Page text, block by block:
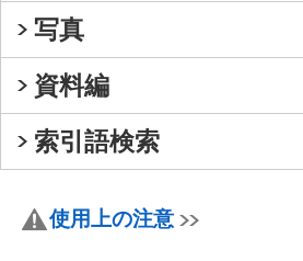
写真
資料編
索引語検索
使用上の注意